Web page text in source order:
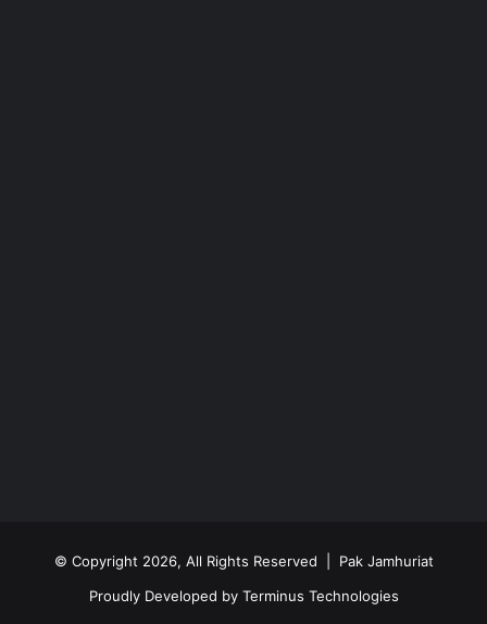
© Copyright 2026, All Rights Reserved | Pak Jamhuriat
Proudly Developed by Terminus Technologies